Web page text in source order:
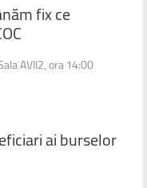
fixce
AVII2, ora 14:00
aiburselor